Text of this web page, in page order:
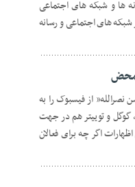
ها و شبکه های اجتماعی
های اجتماعی و رسانه
محض
از فیسبوک را به
گوگل و توییتر هم در جهت
اگر چه برای فعالان